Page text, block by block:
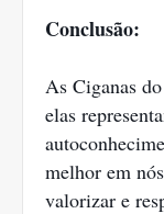
Conclusão:
As Ciganas
elas
melhor em
valorizar e